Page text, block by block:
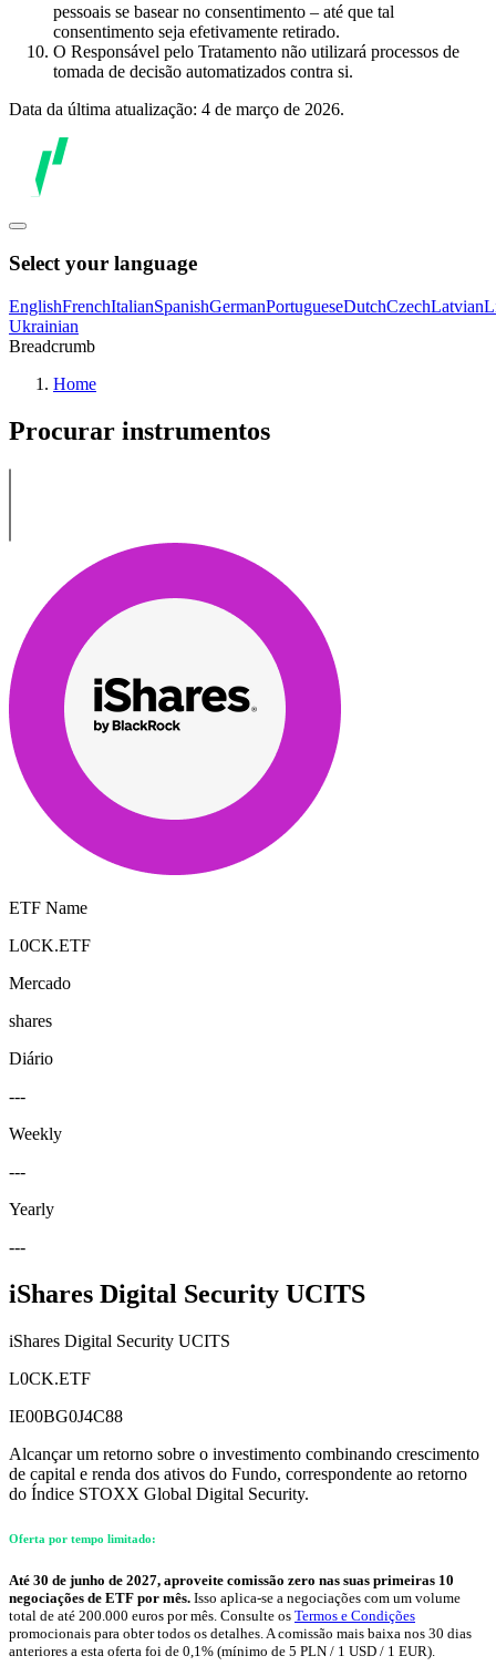
pessoais se basear no consentimento – até que tal
consentimento seja efetivamente retirado.
O Responsável pelo Tratamento não utilizará processos de
tomada de decisão automatizados contra si.
Data da última atualização: 4 de março de 2026.
Select your language
EnglishFrenchItalianSpanishGermanPortugueseDutchCzechLatvian
Ukrainian
Breadcrumb
Home
Procurar instrumentos
ETF Name
L0CK.ETF
Mercado
shares
Diário
---
Weekly
---
Yearly
---
iShares Digital Security UCITS
iShares Digital Security UCITS
L0CK.ETF
IE00BG0J4C88
Alcançar um retorno sobre o investimento combinando crescimento
de capital e renda dos ativos do Fundo, correspondente ao retorno
do Índice STOXX Global Digital Security.
Oferta por tempo limitado:
Até 30 de junho de 2027, aproveite comissão zero nas suas primeiras 10
negociações de ETF por mês. Isso aplica-se a negociações com um volume
total de até 200.000 euros por mês. Consulte os Termos e Condições
promocionais para obter todos os detalhes. A comissão mais baixa nos 30 dias
anteriores a esta oferta foi de 0,1% (mínimo de 5 PLN / 1 USD / 1 EUR).